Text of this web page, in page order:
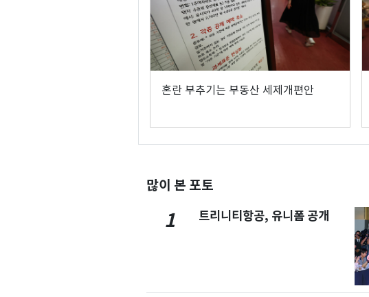
혼란 부추기는 부동산 세제개편안
많이 본 포토
1 트리니티항공, 유니폼 공개